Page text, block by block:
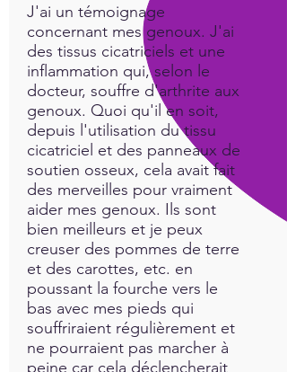
J'ai un témoignage
concernant mes genoux. J'ai
des tissus cicatriciels et une
inflammation qui, selon le
docteur, souffre d'arthrite aux
genoux. Quoi qu'il en soit,
depuis l'utilisation du tissu
cicatriciel et des panneaux de
soutien osseux, cela avait fait
des merveilles pour vraiment
aider mes genoux. Ils sont
bien meilleurs et je peux
creuser des pommes de terre
et des carottes, etc. en
poussant la fourche vers le
bas avec mes pieds qui
souffriraient régulièrement et
ne pourraient pas marcher à
peine car cela déclencherait